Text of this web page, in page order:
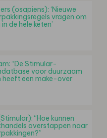
(osapiens): ‘Nieuwe
vragen om
de hele keten’
“De Stimular-
voor duurzaam
heeft een make-over
“Hoe kunnen
overstappen naar